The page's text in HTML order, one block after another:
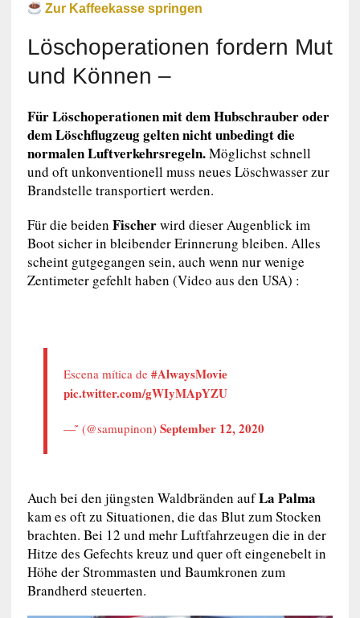
Zur Kaffeekasse springen
Löschoperationen fordern Mut
und Können –
Für Löschoperationen mit dem Hubschrauber oder
dem Löschflugzeug gelten nicht unbedingt die
normalen Luftverkehrsregeln.Möglichst schnell
und oft unkonventionell muss neues Löschwasser zur
Brandstelle transportiert werden.
Für die beiden Fischerwird dieser Augenblick im
Boot sicher in bleibender Erinnerung bleiben. Alles
scheint gutgegangen sein, auch wenn nur wenige
Zentimeter gefehlt haben (Video aus den USA) :
Escena mítica de #AlwaysMovie
pic.twitter.com/gWIyMApYZU
— ̃́ (@samupinon) September 12, 2020
Auch bei den jüngsten Waldbränden aufLa Palma
kam es oft zu Situationen, die das Blut zum Stocken
brachten. Bei 12 und mehr Luftfahrzeugen die in der
Hitze des Gefechts kreuz und quer oft eingenebelt in
Höhe der Strommasten und Baumkronen zum
Brandherd steuerten.